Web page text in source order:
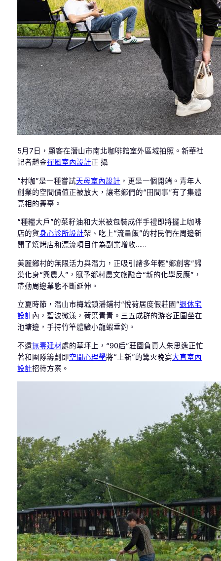
5月7日，顧客在潛山市南北咖啡館室外區域拍照。新華社
記者趙金禪風室內設計正 攝
“村咖”是一種嘗試天母室內設計 ，更是一個開端。青年人
創業的空間價值正被放大，讓老鄉們的“田間事”有了集體
亮相的舞臺。
“種糧大戶”的菜籽油和大米被包裝成伴手禮即將擺上咖啡
店的貨身心診所設計架、吃上“流量飯”的村民們在周邊新
開了燒烤店和漂流項目作為副業增收……
美麗鄉村的無限活力與潛力，正吸引諸多年輕“鄉創客”歸
巢化身“興農人”，賦予鄉村農文旅融合“新的化學反應”，
帶動周邊業態不斷延伸。
立夏時節，潛山市梅城鎮潘鋪村“悅荷居度假莊園”退休宅
設計內，碧波微漾，荷葉青青。三五成群的游客正圍坐在
池塘邊，手持竹竿體驗小龍蝦垂釣。
不遠無毒建材處的草坪上，“90后”莊園負責人朱思逸正忙
著和團隊籌劃即空間心理學將“上新”的篝火晚宴大直室內
設計招待方案。